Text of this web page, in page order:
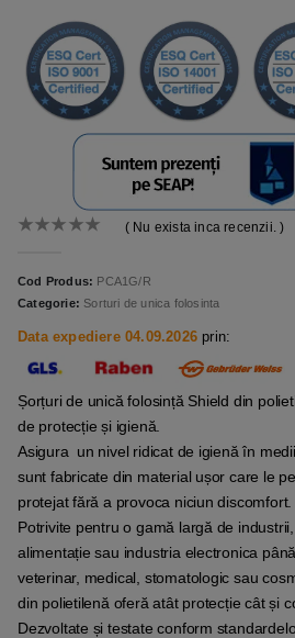
( Nu exista inca recenzii. )
Cod Produs: PCA1G/R
Categorie: Sorturi de unica folosinta
Data expediere 04.09.2026 prin:
Șorțuri de unică folosință Shield din
de protecție și igienă.
Asigura un nivel ridicat de igienă în
sunt fabricate din material ușor care le
protejat fără a provoca niciun discomfort.
Potrivite pentru o gamă largă de
alimentație sau industria electronica
veterinar, medical, stomatologic sau
din polietilenă oferă atât protecție cât și
Dezvoltate și testate conform